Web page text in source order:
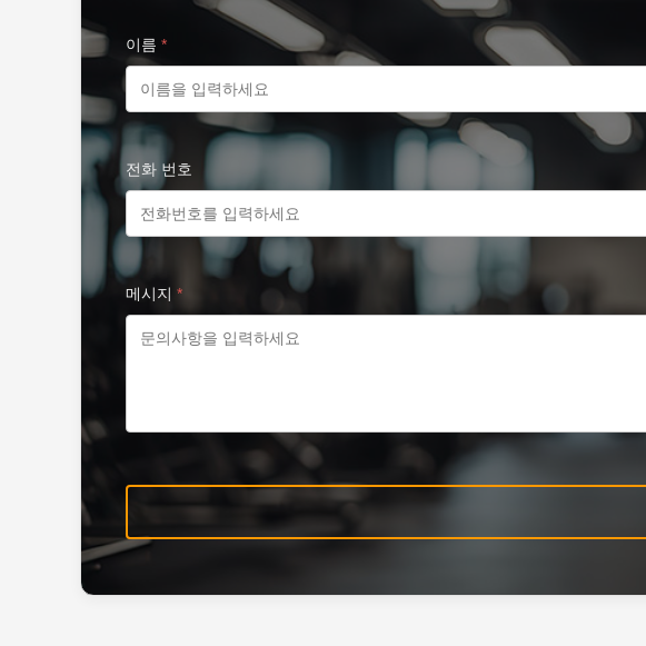
이름 *
전화 번호
메시지 *